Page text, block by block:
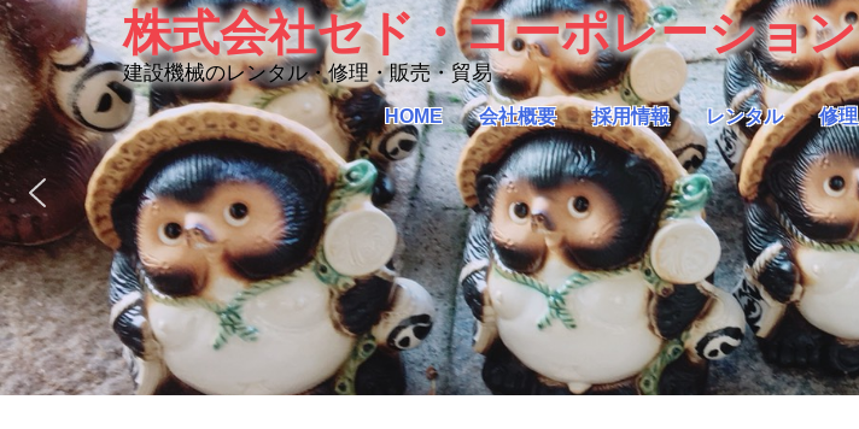
Skip
to
content
株式会社セド・コーポレーション
建設機械のレンタル・修理・販売・貿易
HOME 会社概要 採用情報 レンタル 修理